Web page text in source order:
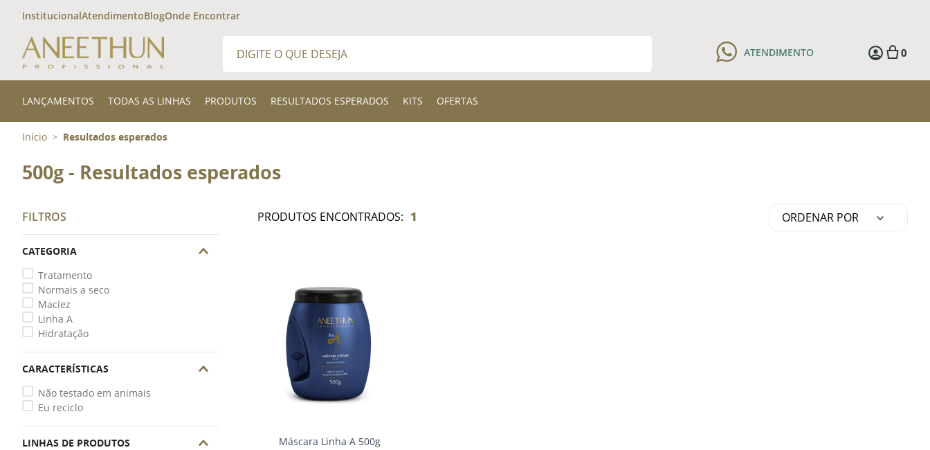
InstitucionalAtendimentoBlogOnde Encontrar
ATENDIMENTO
0
LANÇAMENTOS TODAS AS LINHAS PRODUTOS RESULTADOS ESPERADOS KITS OFERTAS
Início > Resultados esperados
500g - Resultados esperados
FILTROS
CATEGORIA
Tratamento
Normais a seco
Maciez
Linha A
Hidratação
CARACTERÍSTICAS
Não testado em animais
Eu reciclo
LINHAS DE PRODUTOS
1 ORDENAR POR
Máscara Linha A 500g
finalizador